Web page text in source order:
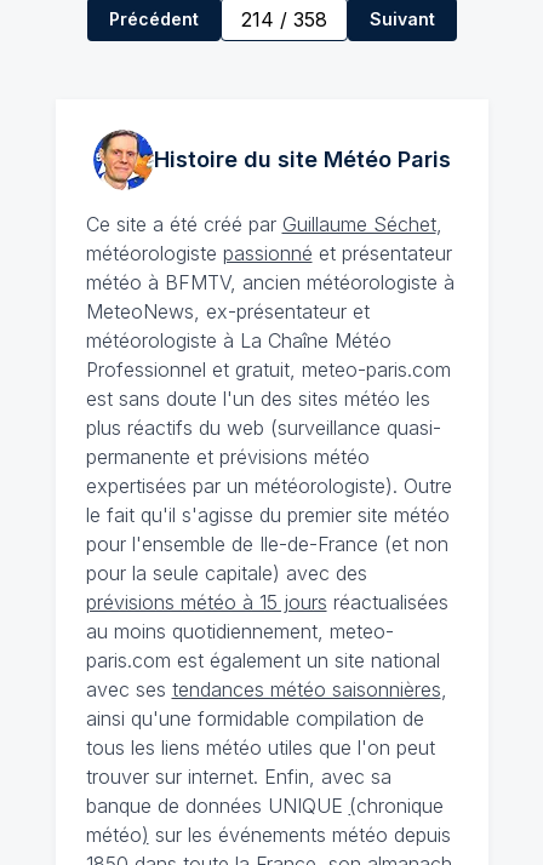
Précédent 214 / 358 Suivant
Histoire du site MétéoParis
Ce site a été créé par Guillaume Séchet,
météorologiste passionné et présentateur
météo à BFMTV, ancien météorologiste à
MeteoNews, ex-présentateur et
météorologiste à La Chaîne Météo
Professionnel et gratuit, meteo-paris.com
est sans doute l'un des sites météo les
plus réactifs du web (surveillance quasi-
permanente et prévisions météo
expertisées par un météorologiste). Outre
le fait qu'il s'agisse du premier site météo
pour l'ensemble de Ile-de-France (et non
pour la seule capitale) avec des
prévisions météo à 15 jours réactualisées
au moins quotidiennement, meteo-
paris.com est également un site national
avec ses tendances météo saisonnières,
ainsi qu'une formidable compilation de
tous les liens météo utiles que l'on peut
trouver sur internet. Enfin, avec sa
banque de données UNIQUE (chronique
météo) sur les événements météo depuis